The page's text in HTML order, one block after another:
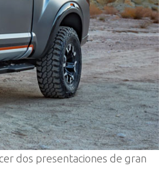
dos presentaciones de gran